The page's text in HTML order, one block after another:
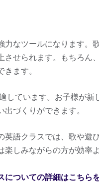
力なツールになります。
させられます。もちろん
ます。
しています。お子様が新
づくりができます。
英語クラスでは、歌や遊
楽しみながらの方が効率
についての詳細はこちら